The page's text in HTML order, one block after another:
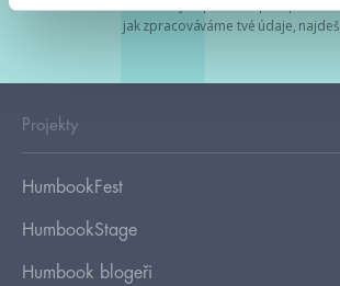
jak zpracováváme tvé údaje, najdeš
Projekty
HumbookFest
HumbookStage
Humbook blogeři